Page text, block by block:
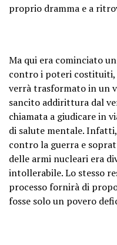
proprio dramma e a
Ma qui era cominciato
contro i poteri costituiti,
verrà trasformato in un
sancito addirittura dal
chiamata a giudicare in
di salute mentale.
contro la guerra e
delle armi nucleari era
intollerabile. Lo stesso
processo fornirà di
fosse solo un povero